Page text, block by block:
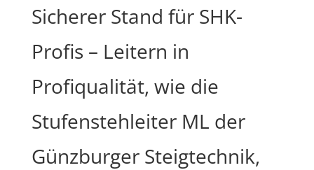
Sicherer Stand für SHK-
Profis – Leitern in
Profiqualität, wie die
Stufenstehleiter ML der
Günzburger Steigtechnik,